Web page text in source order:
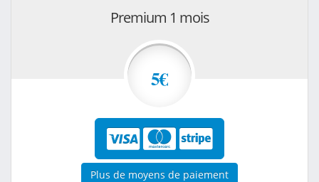
Premium 1 mois
5€
Plus de moyens de paiement